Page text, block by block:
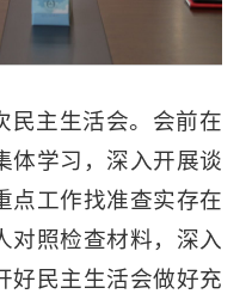
民主生活会。会前在
体学习，深入开展谈
点工作找准查实存在
对照检查材料，深入
好民主生活会做好充